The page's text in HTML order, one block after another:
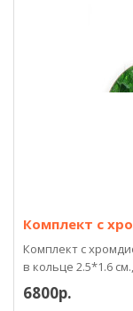
Комплект с
Комплект с
в кольце 2.5*1.6
6800р.